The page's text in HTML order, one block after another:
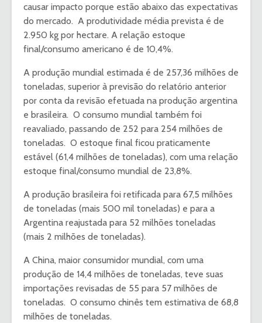
causar impacto porque estão abaixo das expectativas
do mercado. A produtividade média prevista é de
2.950 kg por hectare. A relação estoque
final/consumo americano é de 10,4%.
A produção mundial estimada é de 257,36 milhões de
toneladas, superior à previsão do relatório anterior
por conta da revisão efetuada na produção argentina
e brasileira. O consumo mundial também foi
reavaliado, passando de 252 para 254 milhões de
toneladas. O estoque final ficou praticamente
estável (61,4 milhões de toneladas), com uma relação
estoque final/consumo mundial de 23,8%.
A produção brasileira foi retificada para 67,5 milhões
de toneladas (mais 500 mil toneladas) e para a
Argentina reajustada para 52 milhões toneladas
(mais 2 milhões de toneladas).
A China, maior consumidor mundial, com uma
produção de 14,4 milhões de toneladas, teve suas
importações revisadas de 55 para 57 milhões de
toneladas. O consumo chinês tem estimativa de 68,8
milhões de toneladas.